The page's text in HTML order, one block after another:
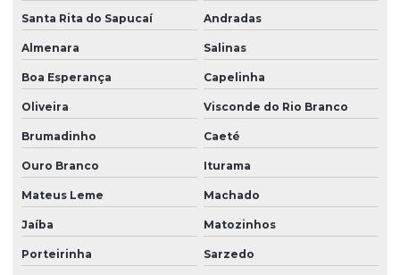
Santa Rita do Sapucaí Andradas
Almenara Salinas
Boa Esperança Capelinha
Oliveira Visconde do Rio Branco
Brumadinho Caeté
Ouro Branco Iturama
Mateus Leme Machado
Jaíba Matozinhos
Porteirinha Sarzedo